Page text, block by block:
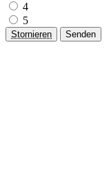
4
5
Stornieren Senden